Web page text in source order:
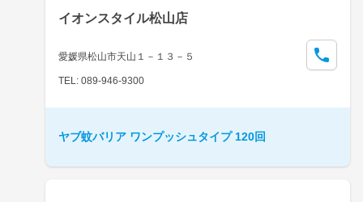
イオンスタイル松山店
愛媛県松山市天山１－１３－５
TEL: 089-946-9300
ヤブ蚊バリア ワンプッシュタイプ 120回